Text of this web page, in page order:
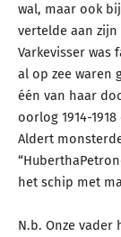
wal, maar ook
vertelde aan
Varkevisser
al op zee waren
één van haar
oorlog 1914-
Aldert
het schip met
N.b. Onze